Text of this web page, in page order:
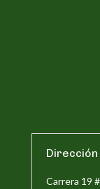
Dirección
Carrera 19